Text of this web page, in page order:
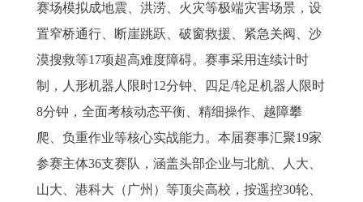
赛场模拟成地震、洪涝、火灾等极端灾害场景，设
置窄桥通行、断崖跳跃、破窗救援、紧急关阀、沙
漠搜救等17项超高难度障碍。赛事采用连续计时
制，人形机器人限时12分钟、四足/轮足机器人限时
8分钟，全面考核动态平衡、精细操作、越障攀
爬、负重作业等核心实战能力。本届赛事汇聚19家
参赛主体36支赛队，涵盖头部企业与北航、人大、
山大、港科大（广州）等顶尖高校，按遥控30轮、